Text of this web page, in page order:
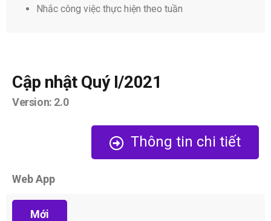
Nhắc công việc thực hiện theo tuần
Cập nhật Quý I/2021
Version: 2.0
Thông tin chi tiết
Web App
Mới